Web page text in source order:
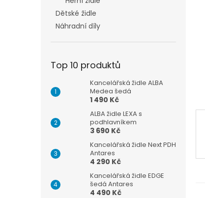
Dětské židle
Náhradní díly
Top 10 produktů
Kancelářská židle ALBA
Medea šedá
1 490 Kč
ALBA židle LEXA s
podhlavníkem
3 690 Kč
Kancelářská židle Next PDH
Antares
4 290 Kč
Kancelářská židle EDGE
šedá Antares
4 490 Kč